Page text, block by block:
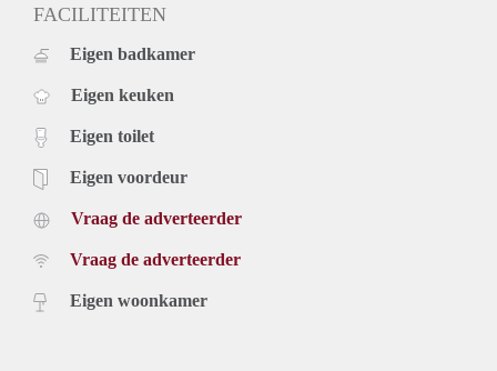
FACILITEITEN
Eigen badkamer
Eigen keuken
Eigen toilet
Eigen voordeur
Vraag de adverteerder
Vraag de adverteerder
Eigen woonkamer